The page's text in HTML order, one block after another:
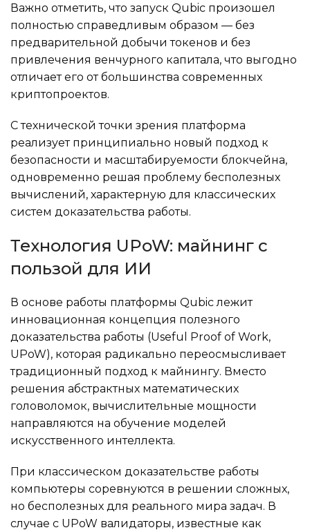
Важно отметить, что запуск Qubic произошел
полностью справедливым образом — без
предварительной добычи токенов и без
привлечения венчурного капитала, что выгодно
отличает его от большинства современных
криптопроектов.
С технической точки зрения платформа
реализует принципиально новый подход к
безопасности и масштабируемости блокчейна,
одновременно решая проблему бесполезных
вычислений, характерную для классических
систем доказательства работы.
Технология UPoW: майнинг с
пользой для ИИ
В основе работы платформы Qubic лежит
инновационная концепция полезного
доказательства работы (Useful Proof of Work,
UPoW), которая радикально переосмысливает
традиционный подход к майнингу. Вместо
решения абстрактных математических
головоломок, вычислительные мощности
направляются на обучение моделей
искусственного интеллекта.
При классическом доказательстве работы
компьютеры соревнуются в решении сложных,
но бесполезных для реального мира задач. В
случае с UPoW валидаторы, известные как